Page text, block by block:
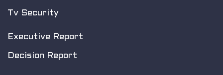
Tv Security
Executive Report
Decision Report